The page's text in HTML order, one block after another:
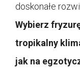
doskonałe
Wybierz
tropikalny
jak na